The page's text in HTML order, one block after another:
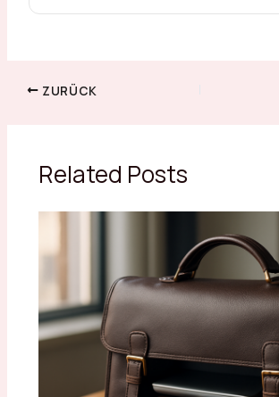
ZURÜCK
Related Posts